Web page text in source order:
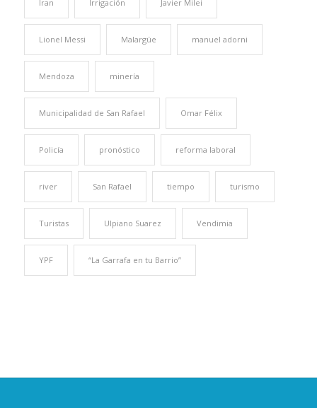
Iran Irrigación Javier Milei
Lionel Messi Malargüe manuel adorni
Mendoza minería
Municipalidad de San Rafael Omar Félix
Policía pronóstico reforma laboral
river San Rafael tiempo turismo
Turistas Ulpiano Suarez Vendimia
YPF “La Garrafa en tu Barrio”